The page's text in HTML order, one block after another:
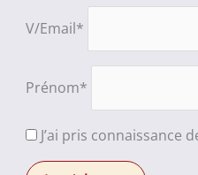
V/Email*
Prénom*
J’ai pris connaissance